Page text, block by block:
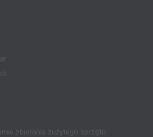
zbierania zużytego sprzętu